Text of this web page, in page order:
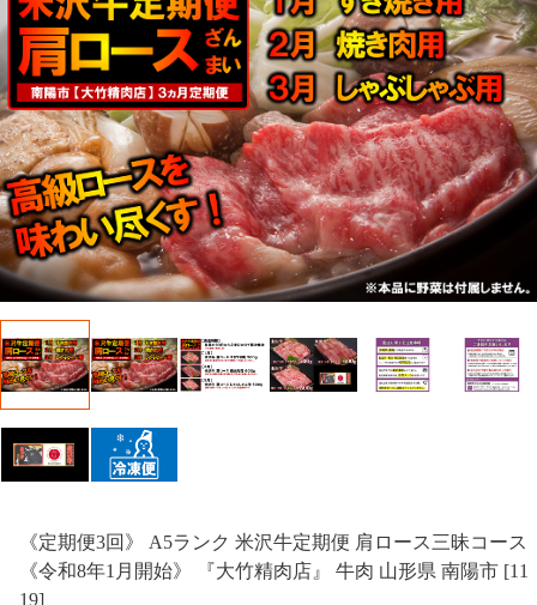
《定期便3回》 A5ランク 米沢牛定期便 肩ロース三昧コース
《令和8年1月開始》 『大竹精肉店』 牛肉 山形県 南陽市 [11
19]